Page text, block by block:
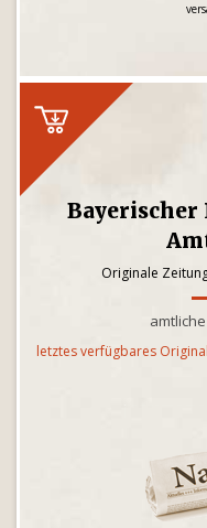
Bayerischer
Originale
letztes verfügbares